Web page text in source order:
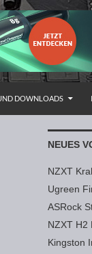
DOWNLOADS
NEUES
NZXT
Ugreen
ASRock
NZXT H2
Kingston